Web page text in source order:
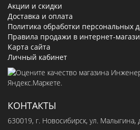
Акции и скидки
Доставка и оплата
Политика обработки персональных
Правила продажи в интернет-
Карта сайта
Личный кабинет
КОНТАКТЫ
630019, г. Новосибирск, ул. Малыгина,